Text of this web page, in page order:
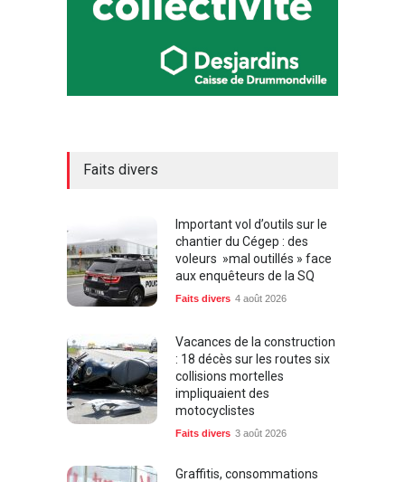
Faits divers
Important vol d’outils sur le
chantier du Cégep : des
voleurs »mal outillés » face
aux enquêteurs de la SQ
Faits divers 4 août 2026
Vacances de la construction
: 18 décès sur les routes six
collisions mortelles
impliquaient des
motocyclistes
Faits divers 3 août 2026
Graffitis, consommations